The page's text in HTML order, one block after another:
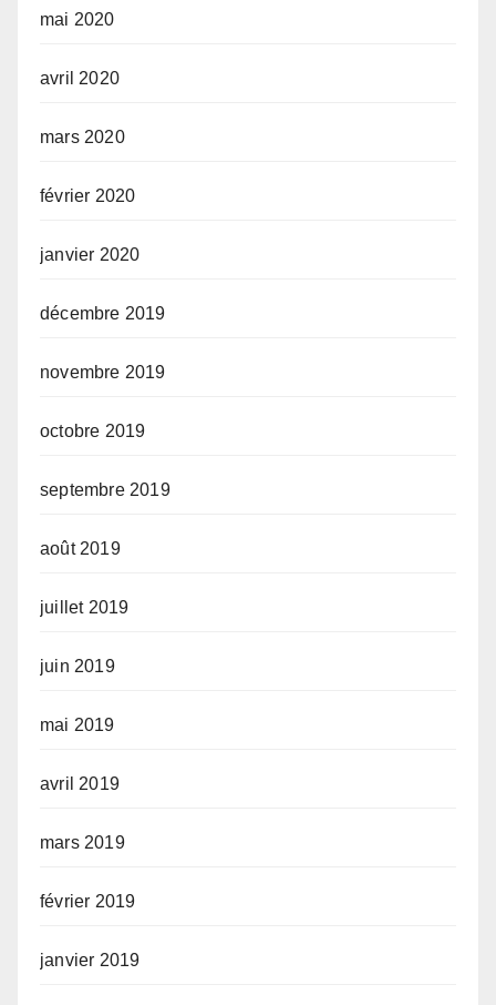
mai 2020
avril 2020
mars 2020
février 2020
janvier 2020
décembre 2019
novembre 2019
octobre 2019
septembre 2019
août 2019
juillet 2019
juin 2019
mai 2019
avril 2019
mars 2019
février 2019
janvier 2019